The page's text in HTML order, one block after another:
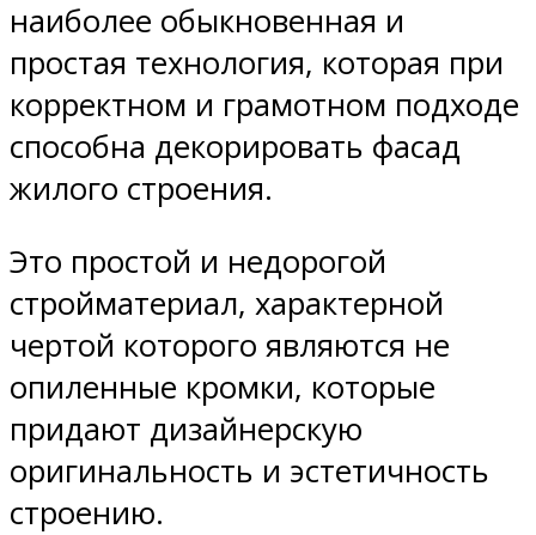
наиболее обыкновенная и
простая технология, которая при
корректном и грамотном подходе
способна декорировать фасад
жилого строения.
Это простой и недорогой
стройматериал, характерной
чертой которого являются не
опиленные кромки, которые
придают дизайнерскую
оригинальность и эстетичность
строению.